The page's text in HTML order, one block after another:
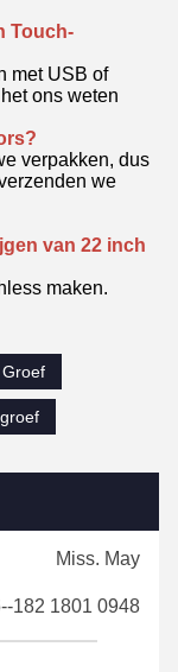
Touch-
met USB of
ons weten
verpakken, dus
we
van 22 inch
maken.
Miss. May
182 1801 0948